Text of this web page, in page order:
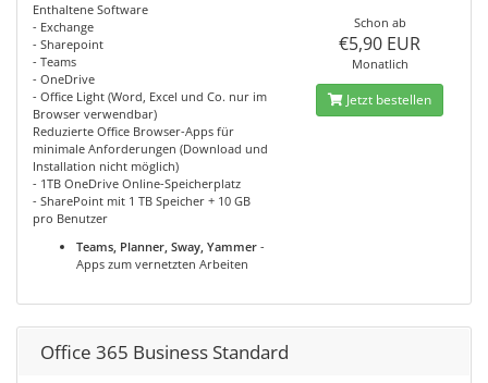
Enthaltene Software
- Exchange
- Sharepoint
- Teams
- OneDrive
- Office Light (Word, Excel und Co. nur im
Browser verwendbar)
Reduzierte Office Browser-Apps für
minimale Anforderungen (Download und
Installation nicht möglich)
- 1TB OneDrive Online-Speicherplatz
- SharePoint mit 1 TB Speicher + 10 GB
pro Benutzer
Teams, Planner, Sway, Yammer -
Apps zum vernetzten Arbeiten
Schon ab
€5,90 EUR
Monatlich
Jetzt bestellen
Office 365 Business Standard